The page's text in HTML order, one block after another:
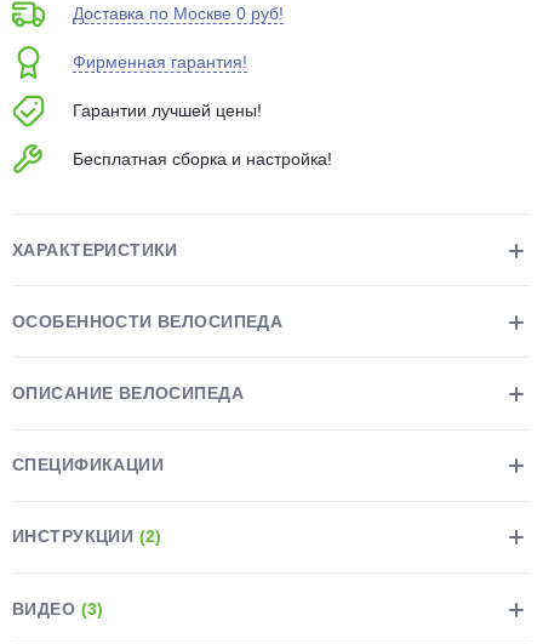
Доставка по Москве 0 руб!
Фирменная гарантия!
Гарантии лучшей цены!
Бесплатная сборка и настройка!
ХАРАКТЕРИСТИКИ
ОСОБЕННОСТИ ВЕЛОСИПЕДА
ОПИСАНИЕ ВЕЛОСИПЕДА
СПЕЦИФИКАЦИИ
ИНСТРУКЦИИ (2)
ВИДЕО (3)
Подробнее
Остались вопросы?